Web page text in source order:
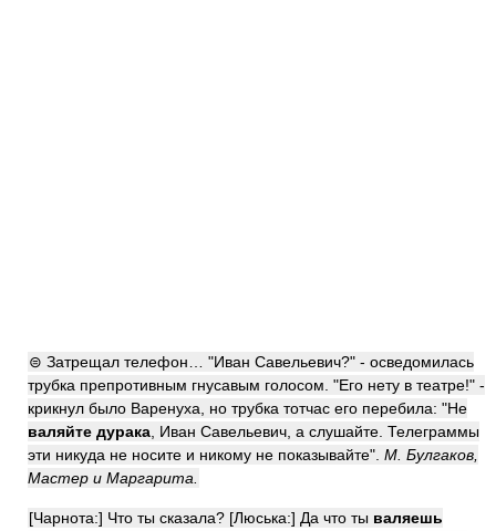
⊜ Затрещал телефон… "Иван Савельевич?" - осведомилась
трубка препротивным гнусавым голосом. "Его нету в театре!" -
крикнул было Варенуха, но трубка тотчас его перебила: "Не
валяйте дурака , Иван Савельевич, а слушайте. Телеграммы
эти никуда не носите и никому не показывайте". М. Булгаков,
Мастер и Маргарита.
[Чарнота:] Что ты сказала? [Люська:] Да что ты валяешь